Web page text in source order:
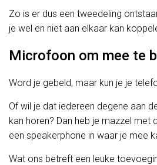
Zo is er dus een tweedeling
je wel en niet aan elkaar kan
Microfoon om mee te
Word je gebeld, maar kun je je
Of wil je dat iedereen degene aan
kan horen? Dan heb je mazzel met
een speakerphone in waar je mee
Wat ons betreft een leuke